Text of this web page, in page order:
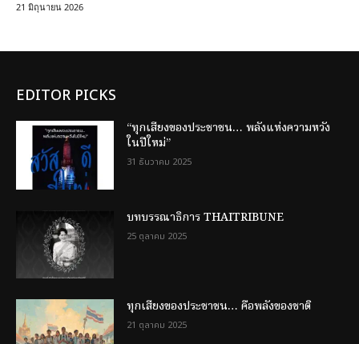
21 มิถุนายน 2026
EDITOR PICKS
“ทุกเสียงของประชาชน… พลังแห่งความหวัง
ในปีใหม่”
31 ธันวาคม 2025
บทบรรณาธิการ THAITRIBUNE
25 ตุลาคม 2025
ทุกเสียงของประชาชน… คือพลังของชาติ
21 ตุลาคม 2025